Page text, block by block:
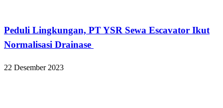
Peduli Lingkungan, PT YSR Sewa Escavator Ikut
Normalisasi Drainase
22 Desember 2023